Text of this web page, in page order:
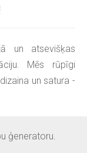
un atsevišķas
Mēs rūpīgi
un satura -
ģeneratoru.